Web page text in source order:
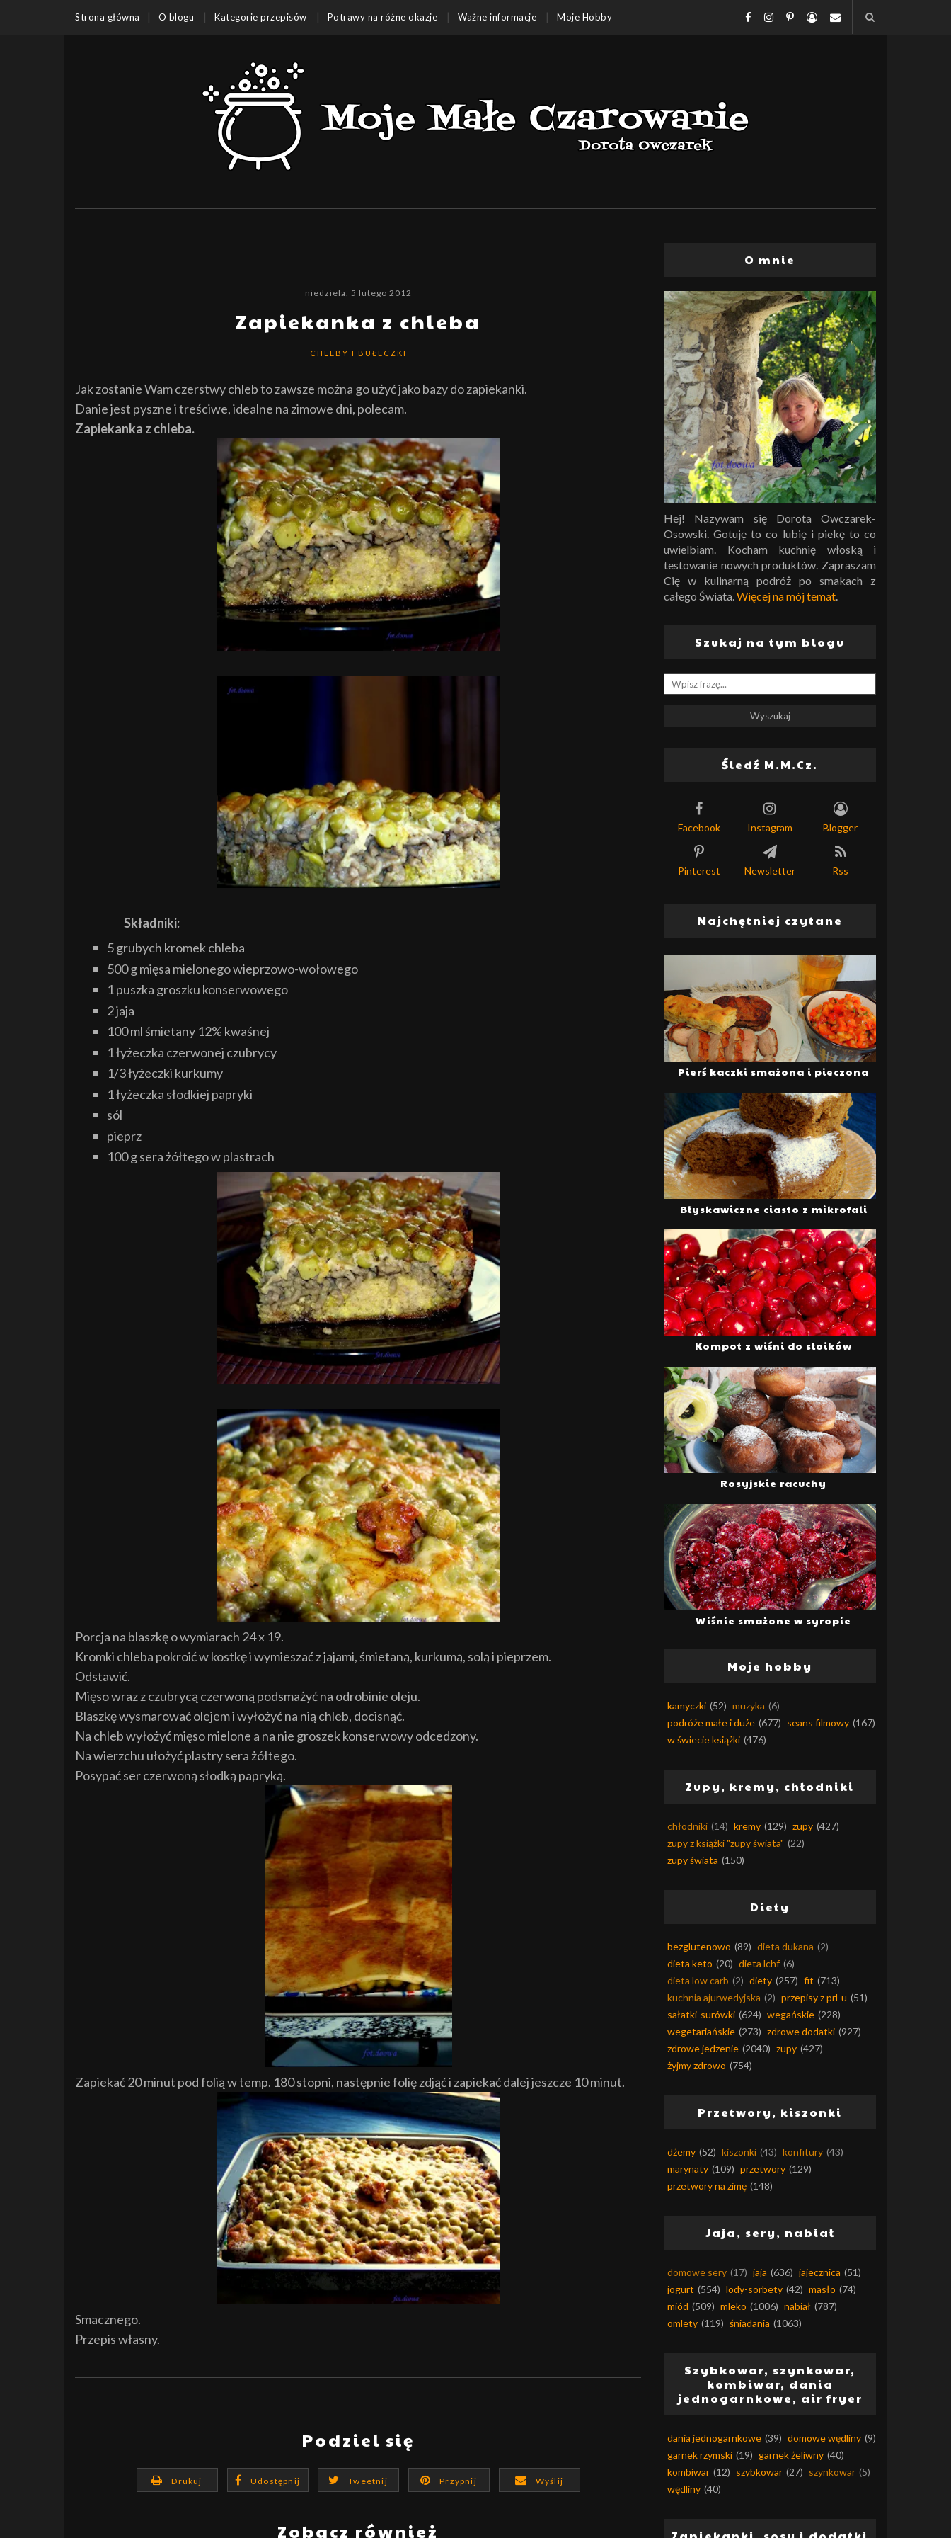
Strona główna O blogu Kategorie przepisów Potrawy na różne okazje Ważne informacje Moje Hobby
niedziela, 5 lutego 2012
Zapiekanka z chleba
CHLEBY I BUŁECZKI
Jak zostanie Wam czerstwy chleb to zawsze można go użyć jako bazy do zapiekanki.
Danie jest pyszne i treściwe, idealne na zimowe dni, polecam.
Zapiekanka z chleba.
Składniki:
5 grubych kromek chleba
500 g mięsa mielonego wieprzowo-wołowego
1 puszka groszku konserwowego
2 jaja
100 ml śmietany 12% kwaśnej
1 łyżeczka czerwonej czubrycy
1/3 łyżeczki kurkumy
1 łyżeczka słodkiej papryki
sól
pieprz
100 g sera żółtego w plastrach
Porcja na blaszkę o wymiarach 24 x 19.
Kromki chleba pokroić w kostkę i wymieszać z jajami, śmietaną, kurkumą, solą i pieprzem.
Odstawić.
Mięso wraz z czubrycą czerwoną podsmażyć na odrobinie oleju.
Blaszkę wysmarować olejem i wyłożyć na nią chleb, docisnąć.
Na chleb wyłożyć mięso mielone a na nie groszek konserwowy odcedzony.
Na wierzchu ułożyć plastry sera żółtego.
Posypać ser czerwoną słodką papryką.
Zapiekać 20 minut pod folią w temp. 180 stopni, następnie folię zdjąć i zapiekać dalej jeszcze 10 minut.
Smacznego.
Przepis własny.
Podziel się
Drukuj Udostępnij Tweetnij Przypnij Wyślij
Zobacz również
O mnie
Hej! Nazywam się Dorota Owczarek-
Osowski. Gotuję to co lubię i piekę to co
uwielbiam. Kocham kuchnię włoską i
testowanie nowych produktów. Zapraszam
Cię w kulinarną podróż po smakach z
całego Świata.Więcej na mój temat.
Szukaj na tym blogu
Śledź M.M.Cz.
Facebook Instagram Blogger
Pinterest Newsletter Rss
Najchętniej czytane
Pierś kaczki smażona i pieczona
Błyskawiczne ciasto z mikrofali
Kompot z wiśni do słoików
Rosyjskie racuchy
Wiśnie smażone w syropie
Moje hobby
kamyczki (52) muzyka (6)
podróże małe i duże (677) seans filmowy (167)
w świecie książki (476)
Zupy, kremy, chłodniki
chłodniki (14) kremy (129) zupy (427)
zupy z książki "zupy świata" (22)
zupy świata (150)
Diety
bezglutenowo (89) dieta dukana (2)
dieta keto (20) dieta lchf (6)
dieta low carb (2) diety (257) fit (713)
kuchnia ajurwedyjska (2) przepisy z prl-u (51)
sałatki-surówki (624) wegańskie (228)
wegetariańskie (273) zdrowe dodatki (927)
zdrowe jedzenie (2040) zupy (427)
żyjmy zdrowo (754)
Przetwory, kiszonki
dżemy (52) kiszonki (43) konfitury (43)
marynaty (109) przetwory (129)
przetwory na zimę (148)
Jaja, sery, nabiał
domowe sery (17) jaja (636) jajecznica (51)
jogurt (554) lody-sorbety (42) masło (74)
miód (509) mleko (1006) nabiał (787)
omlety (119) śniadania (1063)
Szybkowar, szynkowar,
kombiwar, dania
jednogarnkowe, air fryer
dania jednogarnkowe (39) domowe wędliny (9)
garnek rzymski (19) garnek żeliwny (40)
kombiwar (12) szybkowar (27) szynkowar (5)
wędliny (40)